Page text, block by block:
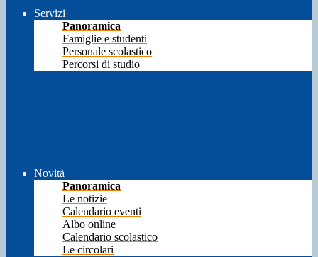
Servizi
Panoramica
Famiglie e studenti
Personale scolastico
Percorsi di studio
Novità
Panoramica
Le notizie
Calendario eventi
Albo online
Calendario scolastico
Le circolari